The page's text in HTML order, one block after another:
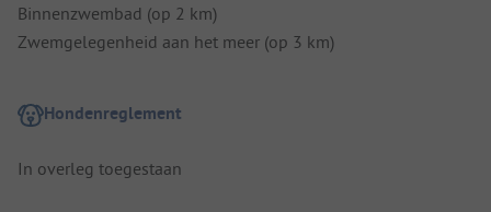
Binnenzwembad (op 2 km)
Zwemgelegenheid aan het meer (op 3 km)
Hondenreglement
In overleg toegestaan